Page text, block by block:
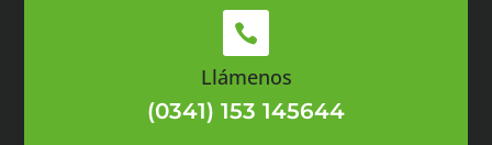

Llámenos
(0341) 153 145644